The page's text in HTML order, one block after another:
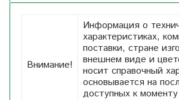
Внимание!
Информация о
характеристиках,
поставки, стране
внешнем виде и
носит справочный
основывается на
доступных к